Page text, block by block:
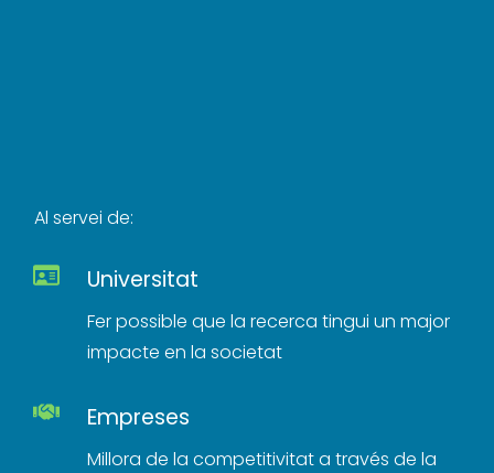
Al servei de:
Universitat
Fer possible que la recerca tingui un major
impacte en la societat
Empreses
Millora de la competitivitat a través de la